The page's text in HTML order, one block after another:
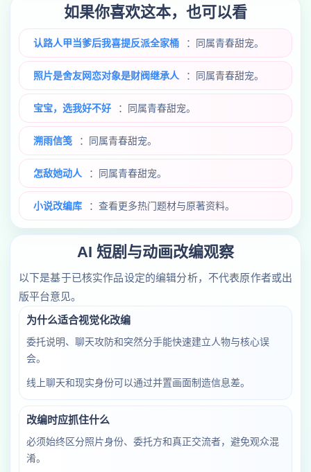
如果你喜欢这本，也可以看
认路人甲当爹后我喜提反派全家桶 ：同属青春甜宠。
照片是舍友网恋对象是财阀继承人 ：同属青春甜宠。
宝宝，选我好不好 ：同属青春甜宠。
溯雨信笺 ：同属青春甜宠。
怎敌她动人 ：同属青春甜宠。
小说改编库 ：查看更多热门题材与原著资料。
AI 短剧与动画改编观察
以下是基于已核实作品设定的编辑分析，不代表原作者或出
版平台意见。
为什么适合视觉化改编
委托说明、聊天攻防和突然分手能快速建立人物与核心误
会。
线上聊天和现实身份可以通过并置画面制造信息差。
改编时应抓住什么
必须始终区分照片身份、委托方和真正交流者，避免观众混
淆。